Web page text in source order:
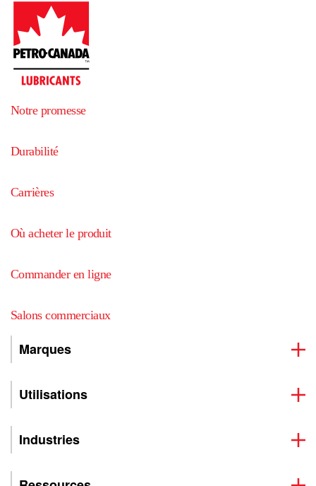
Notre promesse
Durabilité
Carrières
Où acheter le produit
Commander en ligne
Salons commerciaux
Marques
Utilisations
Industries